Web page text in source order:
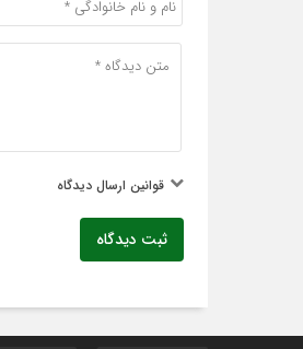
قوانین ارسال دیدگاه
ثبت دیدگاه